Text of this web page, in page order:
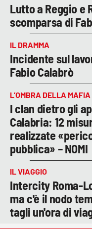
Lutto a Reggio e
scomparsa di
IL DRAMMA
Incidente sul
Fabio Calabrò
L’OMBRA DELLA MAFIA
I clan dietro gli
Calabria: 12
realizzate
pubblica» – NOMI
IL VIAGGIO
Intercity Roma-
ma c'è il nodo
tagli un'ora di